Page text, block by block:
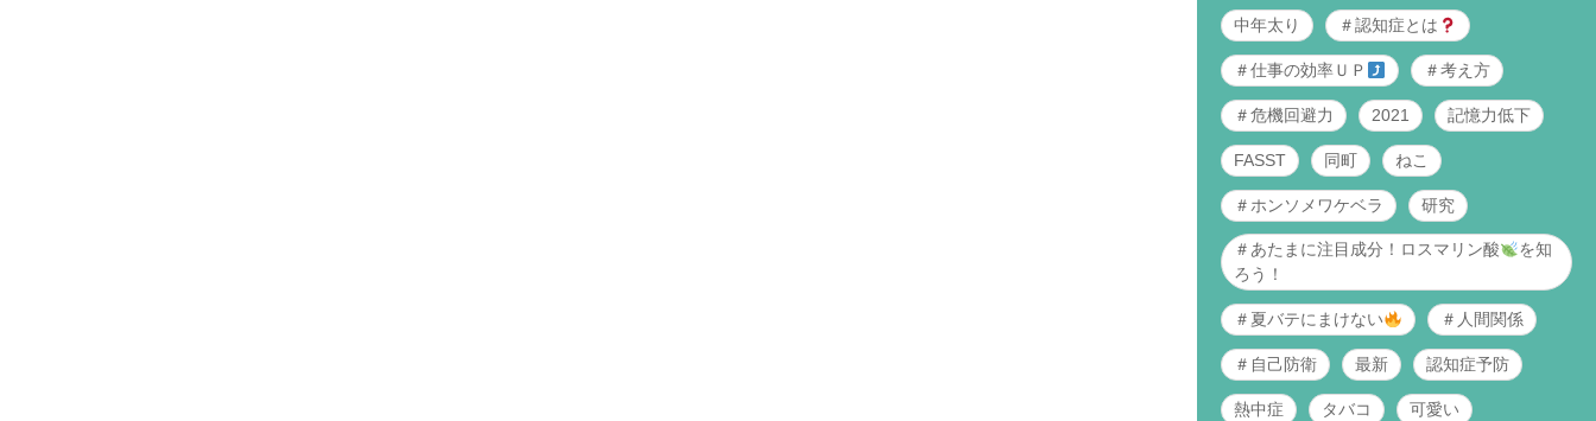
中年太り ＃認知症とは
＃仕事の効率ＵＰ ＃考え方
＃危機回避力 2021 記憶力低下
FASST 同町 ねこ
＃ホンソメワケベラ 研究
＃あたまに注目成分！ロスマリン酸
を知
ろう！
＃夏バテにまけない ＃人間関係
＃自己防衛 最新 認知症予防
熱中症 タバコ 可愛い